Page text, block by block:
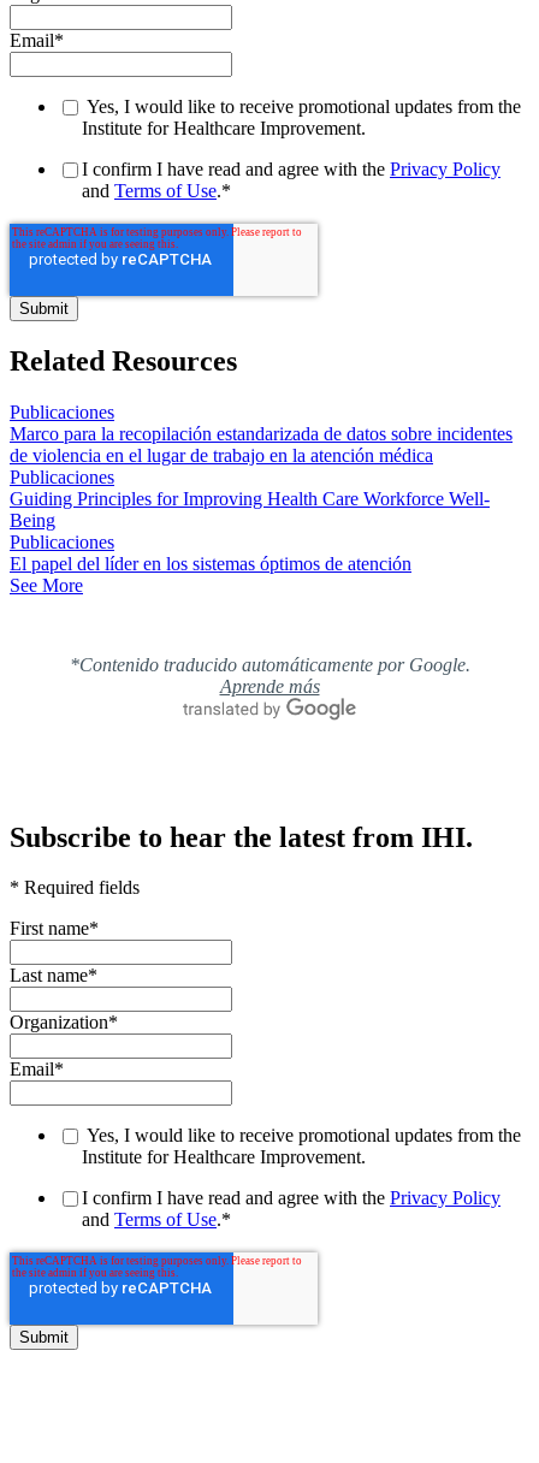
Email*
Yes, I would like to receive promotional updates from the
Institute for Healthcare Improvement.
I confirm I have read and agree with the Privacy Policy
and Terms of Use.*
Related Resources
Publicaciones
Marco para la recopilación estandarizada de datos sobre incidentes
de violencia en el lugar de trabajo en la atención médica
Publicaciones
Guiding Principles for Improving Health Care Workforce Well-
Being
Publicaciones
El papel del líder en los sistemas óptimos de atención
See More
*Contenido traducido automáticamente por Google.
Aprende más
Subscribe to hear the latest from IHI.
* Required fields
First name*
Last name*
Organization*
Email*
Yes, I would like to receive promotional updates from the
Institute for Healthcare Improvement.
I confirm I have read and agree with the Privacy Policy
and Terms of Use.*